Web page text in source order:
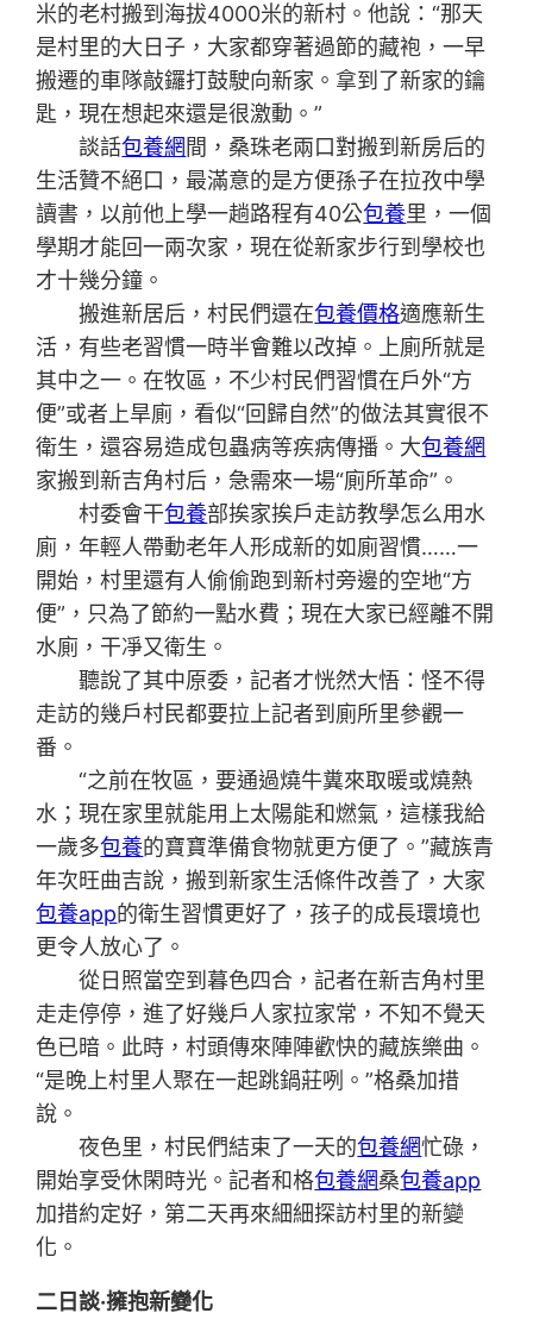
米的老村搬到海拔4000米的新村。他說：“那天
是村里的大日子，大家都穿著過節的藏袍，一早
搬遷的車隊敲鑼打鼓駛向新家。拿到了新家的鑰
匙，現在想起來還是很激動。”
談話包養網 間，桑珠老兩口對搬到新房后的
生活贊不絕口，最滿意的是方便孫子在拉孜中學
讀書，以前他上學一趟路程有40公包養里，一個
學期才能回一兩次家，現在從新家步行到學校也
才十幾分鐘。
搬進新居后，村民們還在包養價格適應新生
活，有些老習慣一時半會難以改掉。上廁所就是
其中之一。在牧區，不少村民們習慣在戶外“方
便”或者上旱廁，看似“回歸自然”的做法其實很不
衛生，還容易造成包蟲病等疾病傳播。大包養網
家搬到新吉角村后，急需來一場“廁所革命”。
村委會干包養部挨家挨戶走訪教學怎么用水
廁，年輕人帶動老年人形成新的如廁習慣……一
開始，村里還有人偷偷跑到新村旁邊的空地“方
便”，只為了節約一點水費；現在大家已經離不開
水廁，干凈又衛生。
聽說了其中原委，記者才恍然大悟：怪不得
走訪的幾戶村民都要拉上記者到廁所里參觀一
番。
“之前在牧區，要通過燒牛糞來取暖或燒熱
水；現在家里就能用上太陽能和燃氣，這樣我給
一歲多包養的寶寶準備食物就更方便了。”藏族青
年次旺曲吉說，搬到新家生活條件改善了，大家
包養app的衛生習慣更好了，孩子的成長環境也
更令人放心了。
從日照當空到暮色四合，記者在新吉角村里
走走停停，進了好幾戶人家拉家常，不知不覺天
色已暗。此時，村頭傳來陣陣歡快的藏族樂曲。
“是晚上村里人聚在一起跳鍋莊咧。”格桑加措
說。
夜色里，村民們結束了一天的包養網忙碌，
開始享受休閑時光。記者和格包養網桑包養app
加措約定好，第二天再來細細探訪村里的新變
化。
二日談·擁抱新變化